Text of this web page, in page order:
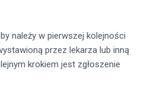
należy w pierwszej kolejności
przez lekarza lub inną
krokiem jest zgłoszenie